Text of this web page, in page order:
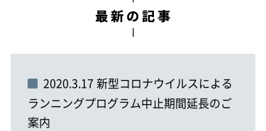
2020.3.17 新型コロナウイルスによる
ランニングプログラム中止期間延長のご
案内